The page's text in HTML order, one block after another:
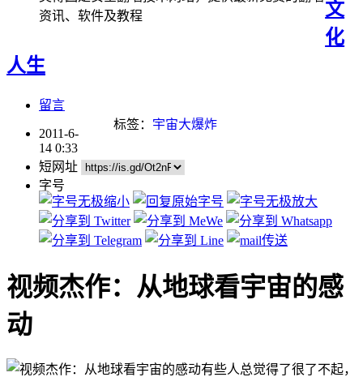
资讯、软件及教程
文
化
人生
留言
标签： 宇宙大爆炸
2011-6-
14 0:33
短网址
字号
视频杰作：从地球看宇宙的感
动
有些人总觉得了很了不起，